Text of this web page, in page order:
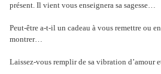
présent. Il vient vous enseignera sa sagesse…
Peut-être a-t-il un cadeau à vous remettre ou
montrer…
Laissez-vous remplir de sa vibration d’amour